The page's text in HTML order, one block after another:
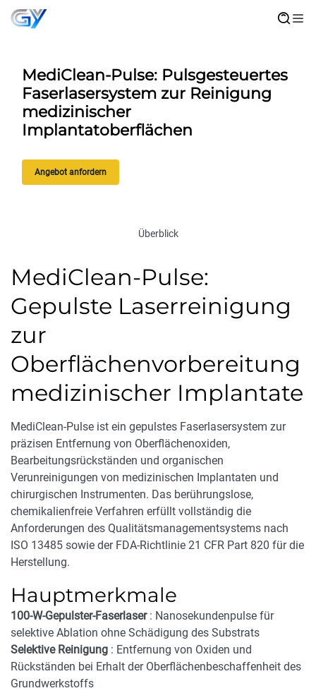
MediClean-Pulse: Pulsgesteuertes
Faserlasersystem zur Reinigung
medizinischer
Implantatoberflächen
Angebot anfordern
Überblick
MediClean-Pulse:
Gepulste Laserreinigung
zur
Oberflächenvorbereitung
medizinischer Implantate
MediClean-Pulse ist ein gepulstes Faserlasersystem zur
präzisen Entfernung von Oberflächenoxiden,
Bearbeitungsrückständen und organischen
Verunreinigungen von medizinischen Implantaten und
chirurgischen Instrumenten. Das berührungslose,
chemikalienfreie Verfahren erfüllt vollständig die
Anforderungen des Qualitätsmanagementsystems nach
ISO 13485 sowie der FDA-Richtlinie 21 CFR Part 820 für die
Herstellung.
Hauptmerkmale
100-W-Gepulster-Faserlaser : Nanosekundenpulse für
selektive Ablation ohne Schädigung des Substrats
Selektive Reinigung : Entfernung von Oxiden und
Rückständen bei Erhalt der Oberflächenbeschaffenheit des
Grundwerkstoffs